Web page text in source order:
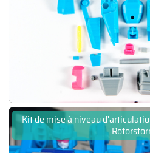
Kit de mise à niveau